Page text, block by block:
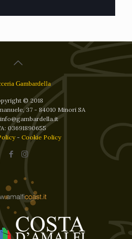
Gambardella
© 2018
37 - 84010 Minori SA
03691890655
- Cookie Policy